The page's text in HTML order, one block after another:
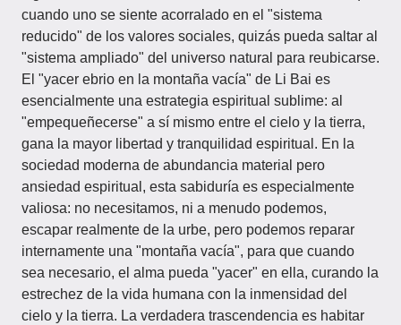
cuando uno se siente acorralado en el "sistema
reducido" de los valores sociales, quizás pueda saltar al
"sistema ampliado" del universo natural para reubicarse.
El "yacer ebrio en la montaña vacía" de Li Bai es
esencialmente una estrategia espiritual sublime: al
"empequeñecerse" a sí mismo entre el cielo y la tierra,
gana la mayor libertad y tranquilidad espiritual. En la
sociedad moderna de abundancia material pero
ansiedad espiritual, esta sabiduría es especialmente
valiosa: no necesitamos, ni a menudo podemos,
escapar realmente de la urbe, pero podemos reparar
internamente una "montaña vacía", para que cuando
sea necesario, el alma pueda "yacer" en ella, curando la
estrechez de la vida humana con la inmensidad del
cielo y la tierra. La verdadera trascendencia es habitar